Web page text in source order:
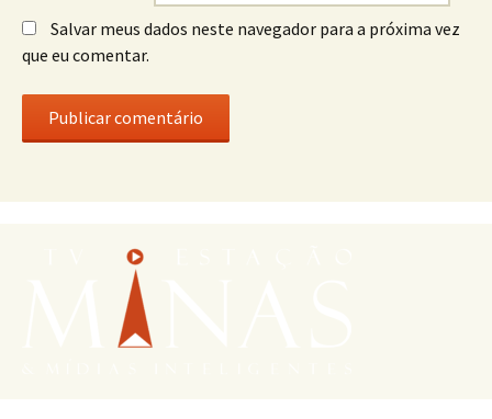
Salvar meus dados neste navegador para a próxima vez
que eu comentar.